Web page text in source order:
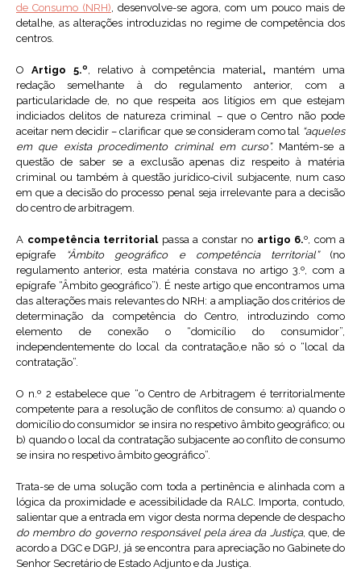
de Consumo (NRH), desenvolve-se agora, com um pouco mais de
detalhe, as alterações introduzidas no regime de competência dos
centros.
O Artigo 5.º, relativo à competência material, mantém uma
redação semelhante à do regulamento anterior, com a
particularidade de, no que respeita aos litígios em que estejam
indiciados delitos de natureza criminal – que o Centro não pode
aceitar nem decidir – clarificar que se consideram como tal “aqueles
em que exista procedimento criminal em curso”.Mantém-se a
questão de saber se a exclusão apenas diz respeito à matéria
criminal ou também à questão jurídico-civil subjacente, num caso
em que a decisão do processo penal seja irrelevante para a decisão
do centro de arbitragem.
A competência territorialpassa a constar no artigo 6.º, com a
epígrafe
“Âmbito geográfico e competência territorial”(no
regulamento anterior, esta matéria constava no artigo 3.º, com a
epígrafe “Âmbito geográfico”). É neste artigo que encontramos uma
das alterações mais relevantes do NRH: a ampliação dos critérios de
determinação da competência do Centro, introduzindo como
elemento de conexão o “domicílio do consumidor”,
independentemente do local da contratação,e não só o “local da
contratação”.
O n.º 2 estabelece que “o Centro de Arbitragem é territorialmente
competente para a resolução de conflitos de consumo: a) quando o
domicílio do consumidor se insira no respetivo âmbito geográfico; ou
b) quando o local da contratação subjacente ao conflito de consumo
se insira no respetivo âmbito geográfico”.
Trata-se de uma solução com toda a pertinência e alinhada com a
lógica da proximidade e acessibilidade da RALC. Importa, contudo,
salientar que a entrada em vigor desta norma depende de despacho
do membro do governo responsável pela área da Justiça, que, de
acordo a DGC e DGPJ, já se encontra para apreciação no Gabinete do
Senhor Secretário de Estado Adjunto e da Justiça.